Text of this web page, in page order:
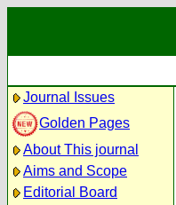
Journal Issues
Golden Pages
About This journal
Aims and Scope
Editorial Board